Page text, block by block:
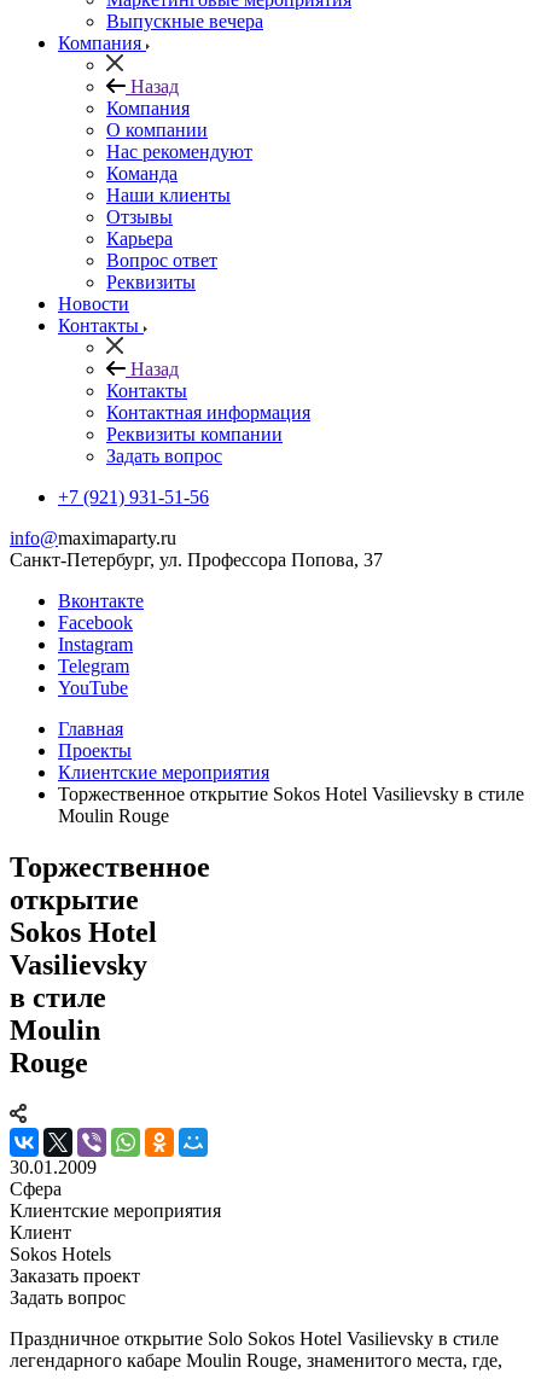
Выпускные вечера
Компания
Назад
Компания
О компании
Нас рекомендуют
Команда
Наши клиенты
Отзывы
Карьера
Вопрос ответ
Реквизиты
Новости
Контакты
Назад
Контакты
Контактная информация
Реквизиты компании
Задать вопрос
+7 (921) 931-51-56
info@maximaparty.ru
Санкт-Петербург, ул. Профессора Попова, 37
Вконтакте
Facebook
Instagram
Telegram
YouTube
Главная
Проекты
Клиентские мероприятия
Торжественное открытие Sokos Hotel Vasilievsky в стиле
Moulin Rouge
Торжественное
открытие
Sokos Hotel
Vasilievsky
в стиле
Moulin
Rouge
30.01.2009
Сфера
Клиентские мероприятия
Клиент
Sokos Hotels
Заказать проект
Задать вопрос
Праздничное открытие Solo Sokos Hotel Vasilievsky в стиле
легендарного кабаре Moulin Rouge, знаменитого места, где,